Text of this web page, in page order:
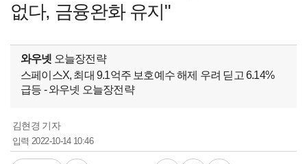
없다, 금융완화 유지"
와우넷 오늘장전략
스페이스X, 최대 9.1억주 보호예수 해제 우려 딛고 6.14%
급등 - 와우넷 오늘장전략
김현경 기자
입력2022-10-14 10:46